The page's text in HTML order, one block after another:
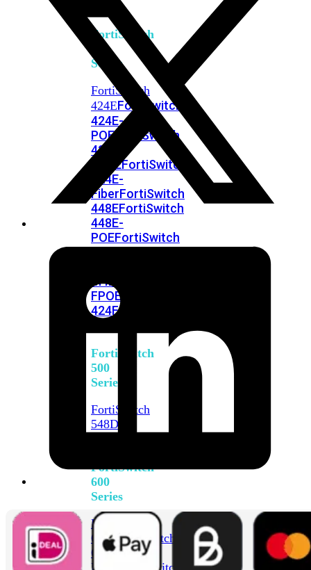
FortiSwitch
400
Series
FortiSwitch
424EFortiSwitch
424E-
POEFortiSwitch
424E-
FPOEFortiSwitch
424E-
FiberFortiSwitch
448EFortiSwitch
448E-
POEFortiSwitch
M426E-
FPOE
424F-
FortiSwitch
500
Series
FortiSwitch
548D-
FortiSwitch
600
Series
FortiSwitch
624F FortiSwitch
624F-
FPOE
FortiSwitch